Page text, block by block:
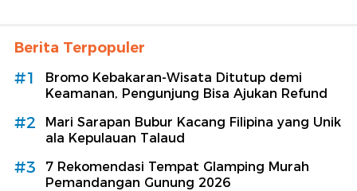
Berita Terpopuler
#1
Bromo Kebakaran-Wisata Ditutup demi
Keamanan, Pengunjung Bisa Ajukan Refund
#2
Mari Sarapan Bubur Kacang Filipina yang Unik
ala Kepulauan Talaud
#3
7 Rekomendasi Tempat Glamping Murah
Pemandangan Gunung 2026